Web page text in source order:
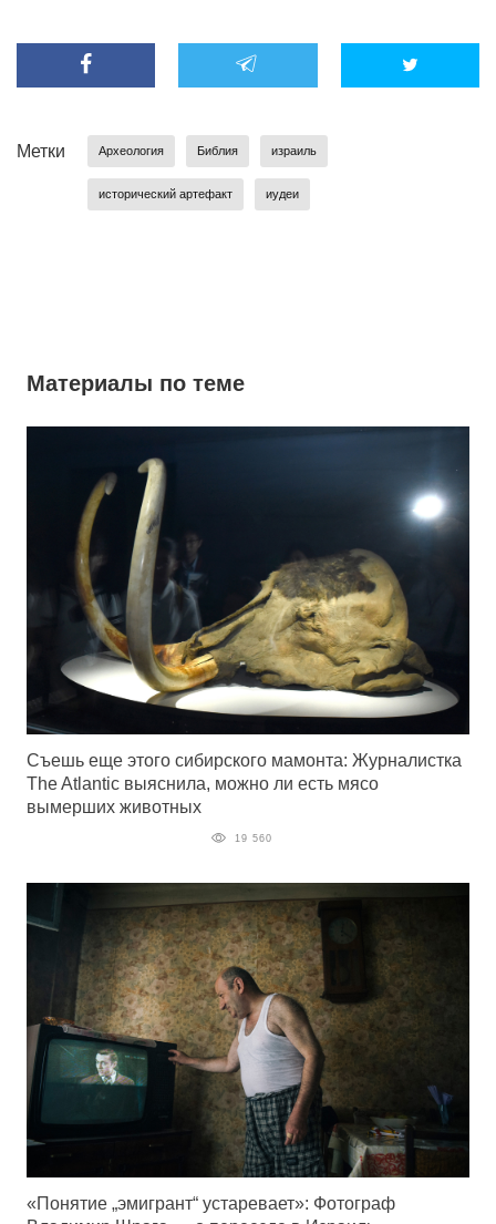
Метки Археология Библия израиль
исторический артефакт иудеи
Материалы по теме
Съешь еще этого сибирского мамонта: Журналистка
The Atlantic выяснила, можно ли есть мясо
вымерших животных
19 560
«Понятие „эмигрант“ устаревает»: Фотограф